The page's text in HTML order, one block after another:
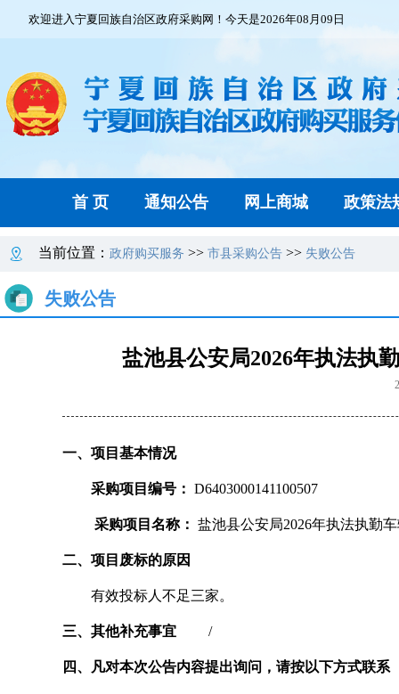
欢迎进入宁夏回族自治区政府采购网！今天是2026年08月09日
首 页 通知公告 网上商城 政策法
当前位置： 政府购买服务 >> 市县采购公告 >> 失败公告
失败公告
盐池县公安局2026年执法执
一、项目基本情况
采购项目编号： D6403000141100507
采购项目名称： 盐池县公安局2026年执法执勤
二、项目废标的原因
有效投标人不足三家。
三、其他补充事宜/
四、凡对本次公告内容提出询问，请按以下方式联系